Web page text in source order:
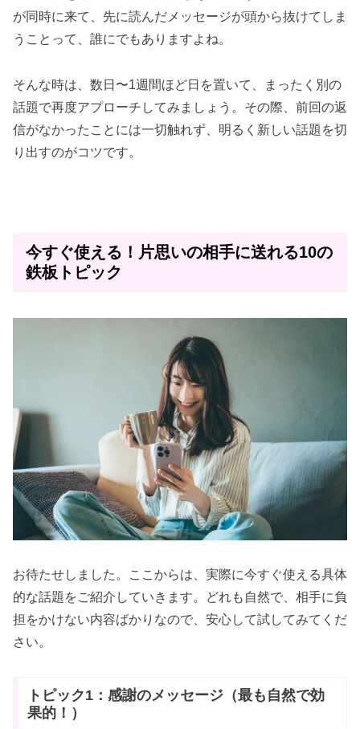
が同時に来て、先に読んだメッセージが頭から抜けてしま
うことって、誰にでもありますよね。
そんな時は、数日〜1週間ほど日を置いて、まったく別の
話題で再度アプローチしてみましょう。その際、前回の返
信がなかったことには一切触れず、明るく新しい話題を切
り出すのがコツです。
今すぐ使える！片思いの相手に送れる10の
鉄板トピック
お待たせしました。ここからは、実際に今すぐ使える具体
的な話題をご紹介していきます。どれも自然で、相手に負
担をかけない内容ばかりなので、安心して試してみてくだ
さい。
トピック1：感謝のメッセージ（最も自然で効
果的！）